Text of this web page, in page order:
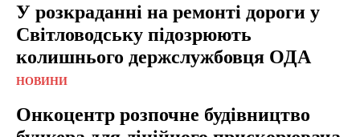
У розкраданні на ремонті дороги у
Світловодську підозрюють
колишнього держслужбовця ОДА
НОВИНИ
Онкоцентр розпочне будівництво